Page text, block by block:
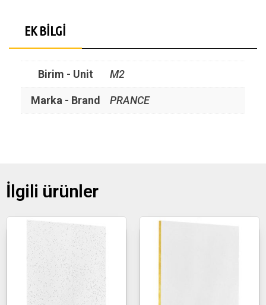
EK BILGI
Birim - Unit M2
Marka - Brand PRANCE
İlgili ürünler